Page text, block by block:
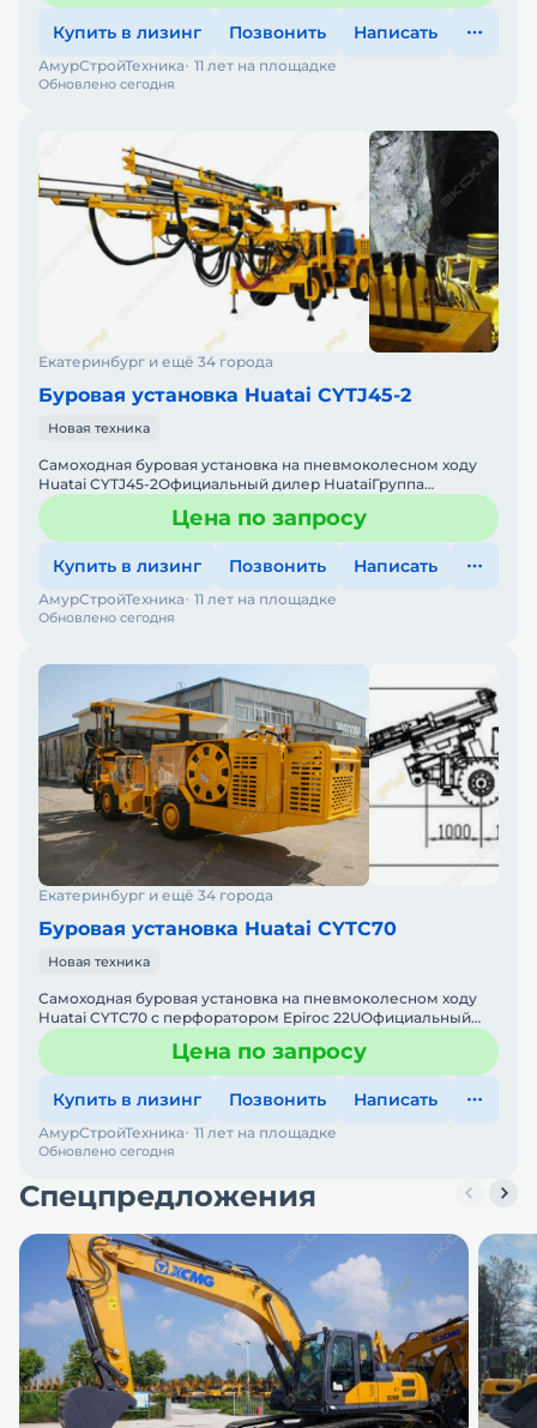
Купить в лизинг Позвонить Написать
Обновлено сегодня
АмурСтройТехника 11 лет на площадке
Екатеринбург и ещё 34 города
Буровая установка Huatai CYTJ45-2
Новая техника
Самоходная буровая установка на пневмоколесном ходу
Huatai CYTJ45-2Официальный дилер HuataiГруппа
компаний "АСТ" является официальным дилером
продукции HUATAI,Цена по запросу
Купить в лизинг Позвонить Написать
Обновлено сегодня
АмурСтройТехника 11 лет на площадке
Екатеринбург и ещё 34 города
Буровая установка Huatai CYTC70
Новая техника
Самоходная буровая установка на пневмоколесном ходу
Huatai CYTС70 с перфоратором Epiroc 22UОфициальный
дилер HuataiГруппа компаний "АСТ" является
официальным ди Цена по запросу
Купить в лизинг Позвонить Написать
Обновлено сегодня
АмурСтройТехника 11 лет на площадке
Спецпредложения